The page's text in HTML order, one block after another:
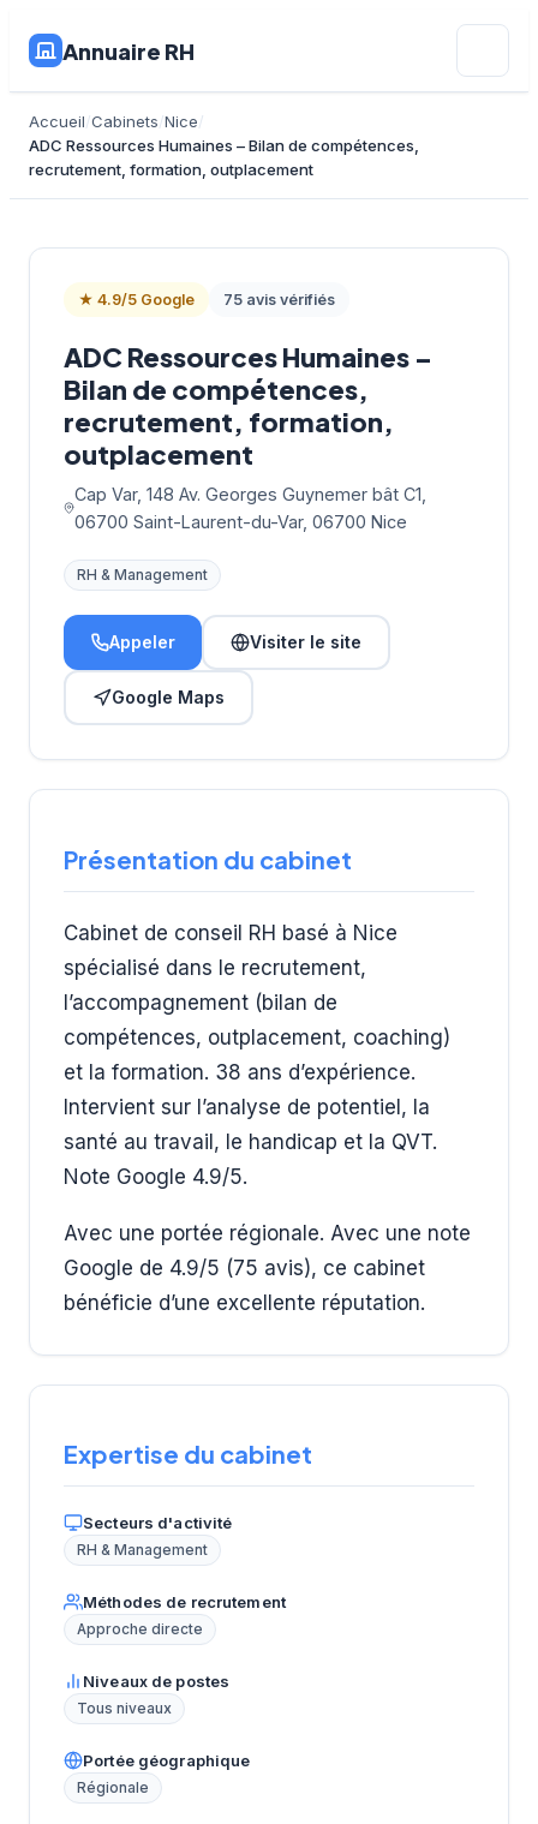
Annuaire RH
Accueil Cabinets Nice
ADC Ressources Humaines – Bilan de compétences,
recrutement, formation, outplacement
★ 4.9/5 Google 75 avis vérifiés
ADC Ressources Humaines –
Bilan de compétences,
recrutement, formation,
outplacement
Cap Var, 148 Av. Georges Guynemer bât C1,
06700 Saint-Laurent-du-Var, 06700 Nice
RH & Management
Appeler Visiter le site
Google Maps
Présentation du cabinet
Cabinet de conseil RH basé à Nice
spécialisé dans le recrutement,
l’accompagnement (bilan de
compétences, outplacement, coaching)
et la formation. 38 ans d’expérience.
Intervient sur l’analyse de potentiel, la
santé au travail, le handicap et la QVT.
Note Google 4.9/5.
Avec une portée régionale. Avec une note
Google de 4.9/5 (75 avis), ce cabinet
bénéficie d’une excellente réputation.
Expertise du cabinet
Secteurs d'activité
RH & Management
Méthodes de recrutement
Approche directe
Niveaux de postes
Tous niveaux
Portée géographique
Régionale